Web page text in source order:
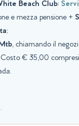
Beach Club:
e mezza pensione +
;
, chiamando il
€ 35,00